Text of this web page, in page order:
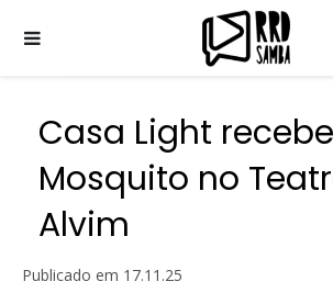
Casa Light recebe
Mosquito no
Alvim
Publicado em 17.11.25